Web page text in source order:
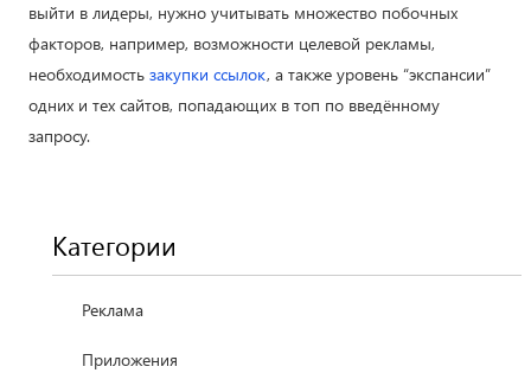
выйти в лидеры, нужно учитывать множество побочных
факторов, например, возможности целевой рекламы,
необходимость закупки ссылок, а также уровень “экспансии”
одних и тех сайтов, попадающих в топ по введённому
запросу.
Категории
Реклама
Приложения